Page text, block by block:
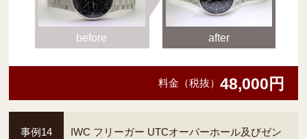
before after
料金（税抜） 48,000円
事例14
IWC フリーガー UTCオーバーホール及びゼン